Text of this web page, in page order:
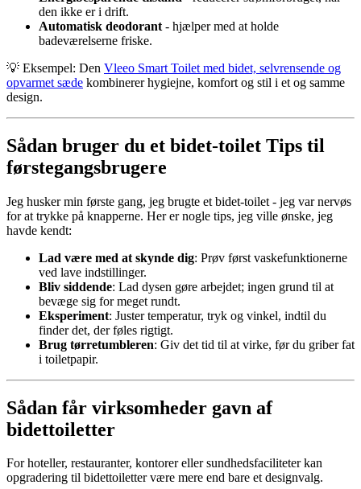
den ikke er i drift.
Automatisk deodorant - hjælper med at holde
badeværelserne friske.
💡 Eksempel: Den Vleeo Smart Toilet med bidet, selvrensende og
opvarmet sæde kombinerer hygiejne, komfort og stil i et og samme
design.
Sådan bruger du et bidet-toilet Tips til
førstegangsbrugere
Jeg husker min første gang, jeg brugte et bidet-toilet - jeg var nervøs
for at trykke på knapperne. Her er nogle tips, jeg ville ønske, jeg
havde kendt:
Lad være med at skynde dig: Prøv først vaskefunktionerne
ved lave indstillinger.
Bliv siddende: Lad dysen gøre arbejdet; ingen grund til at
bevæge sig for meget rundt.
Eksperiment: Juster temperatur, tryk og vinkel, indtil du
finder det, der føles rigtigt.
Brug tørretumbleren: Giv det tid til at virke, før du griber fat
i toiletpapir.
Sådan får virksomheder gavn af
bidettoiletter
For hoteller, restauranter, kontorer eller sundhedsfaciliteter kan
opgradering til bidettoiletter være mere end bare et designvalg.